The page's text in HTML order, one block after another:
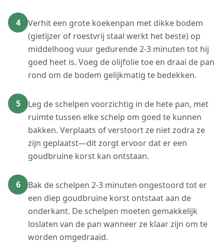
4
Verhit een grote koekenpan met dikke bodem
(gietijzer of roestvrij staal werkt het beste) op
middelhoog vuur gedurende 2-3 minuten tot hij
goed heet is. Voeg de olijfolie toe en draai de pan
rond om de bodem gelijkmatig te bedekken.
5
Leg de schelpen voorzichtig in de hete pan, met
ruimte tussen elke schelp om goed te kunnen
bakken. Verplaats of verstoort ze niet zodra ze
zijn geplaatst—dit zorgt ervoor dat er een
goudbruine korst kan ontstaan.
6
Bak de schelpen 2-3 minuten ongestoord tot er
een diep goudbruine korst ontstaat aan de
onderkant. De schelpen moeten gemakkelijk
loslaten van de pan wanneer ze klaar zijn om te
worden omgedraaid.